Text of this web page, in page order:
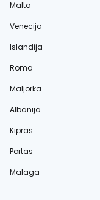
Malta
Venecija
Islandija
Roma
Maljorka
Albanija
Kipras
Portas
Malaga